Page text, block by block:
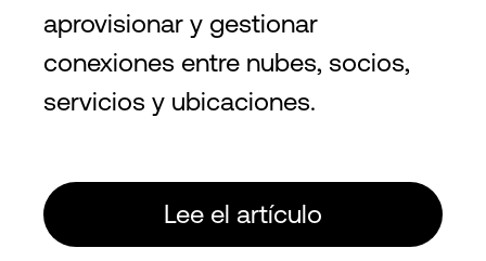
aprovisionar y gestionar
conexiones entre nubes, socios,
servicios y ubicaciones.
Lee el artículo